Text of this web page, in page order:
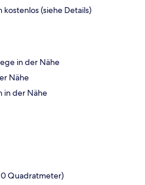
(siehe Details)
in der Nähe
Nähe
in der Nähe
Quadratmeter)